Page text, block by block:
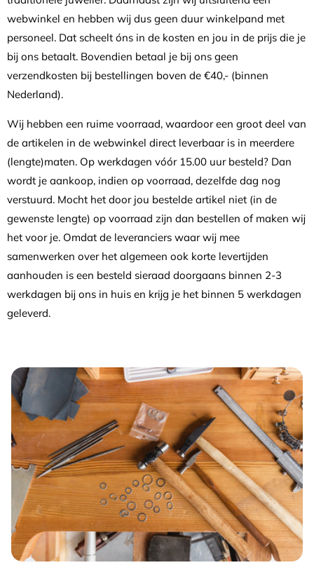
webwinkel en hebben wij dus geen duur winkelpand met
personeel. Dat scheelt óns in de kosten en jou in de prijs die je
bij ons betaalt. Bovendien betaal je bij ons geen
verzendkosten bij bestellingen boven de €40,- (binnen
Nederland).
Wij hebben een ruime voorraad, waardoor een groot deel van
de artikelen in de webwinkel direct leverbaar is in meerdere
(lengte)maten. Op werkdagen vóór 15.00 uur besteld? Dan
wordt je aankoop, indien op voorraad, dezelfde dag nog
verstuurd. Mocht het door jou bestelde artikel niet (in de
gewenste lengte) op voorraad zijn dan bestellen of maken wij
het voor je. Omdat de leveranciers waar wij mee
samenwerken over het algemeen ook korte levertijden
aanhouden is een besteld sieraad doorgaans binnen 2-3
werkdagen bij ons in huis en krijg je het binnen 5 werkdagen
geleverd.